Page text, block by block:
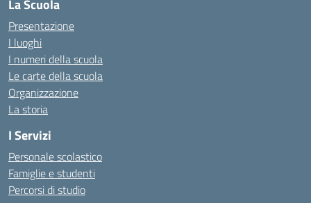
La Scuola
Presentazione
I luoghi
I numeri della scuola
Le carte della scuola
Organizzazione
La storia
I Servizi
Personale scolastico
Famiglie e studenti
Percorsi di studio